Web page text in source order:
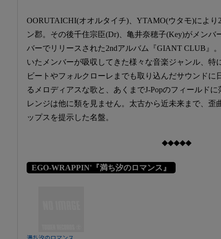
OORUTAICHI(オオルタイチ)、YTAMO(ウタモ)により
ン郡。その後千住宗臣(Dr)、亀井奈穂子(Key)がメンバ
バーでリリースされた2ndアルバム『GIANT CLUB』
いたメンバーが吸収してきた様々な音楽ジャンル、特
ビートやフォルクローレまでも取り込んだサウンドに
るメロディアスな歌と、あくまでJ-Popのフィールド
レンジは他に類を見ません。太古から近未来まで、歪
ップスを提示した名盤。
◆◆◆◆◆
EGO-WRAPPIN'『満ち汐のロマンス』